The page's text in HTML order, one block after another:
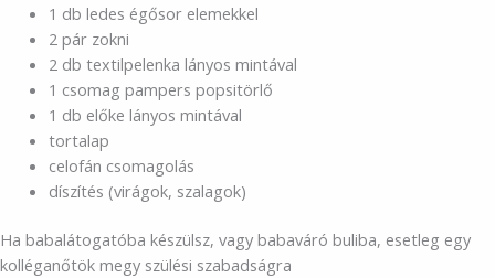
1 db ledes égősor elemekkel
2 pár zokni
2 db textilpelenka lányos mintával
1 csomag pampers popsitörlő
1 db előke lányos mintával
tortalap
celofán csomagolás
díszítés (virágok, szalagok)
Ha babalátogatóba készülsz, vagy babaváró buliba, esetleg egy
kolléganőtök megy szülési szabadságra